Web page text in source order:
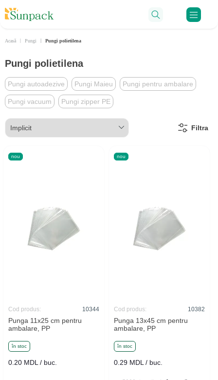
Acasă Pungi Pungi polietilena
Pungi polietilena
Pungi autoadezive Pungi Maieu Pungi pentru ambalare
Pungi vacuum Pungi zipper PE
Filtra
nou
în stoc
Punga 11x25 cm pentru
ambalare, PP
Cod produs: 10344
0.20 MDL / buc.
nou
în stoc
Punga 13x45 cm pentru
ambalare, PP
Cod produs: 10382
0.29 MDL / buc.